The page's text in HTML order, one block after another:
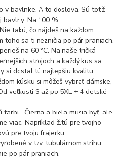
v bavlnke. A to doslova. Sú totiž
Na 100 %.
takú, čo nájdeš na každom
toho sa ti nezničia po pár praniach.
na 60 °C. Na naše tričká
strojoch a každý kus sa
si dostal tú najlepšiu kvalitu.
kúsku si môžeš vybrať dámske,
veľkosti S až po 5XL + 4 detské
farbu. Čierna a biela musia byť, ale
viac. Napríklad žltú pre tvojho
pre tvoju frajerku.
v tzv. tubulárnom strihu.
po pár praniach.